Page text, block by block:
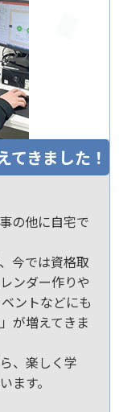
てきました！
の他に自宅で
今では資格取
ンダー作りや
ントなどにも
が増えてきま
、楽しく学
ます。